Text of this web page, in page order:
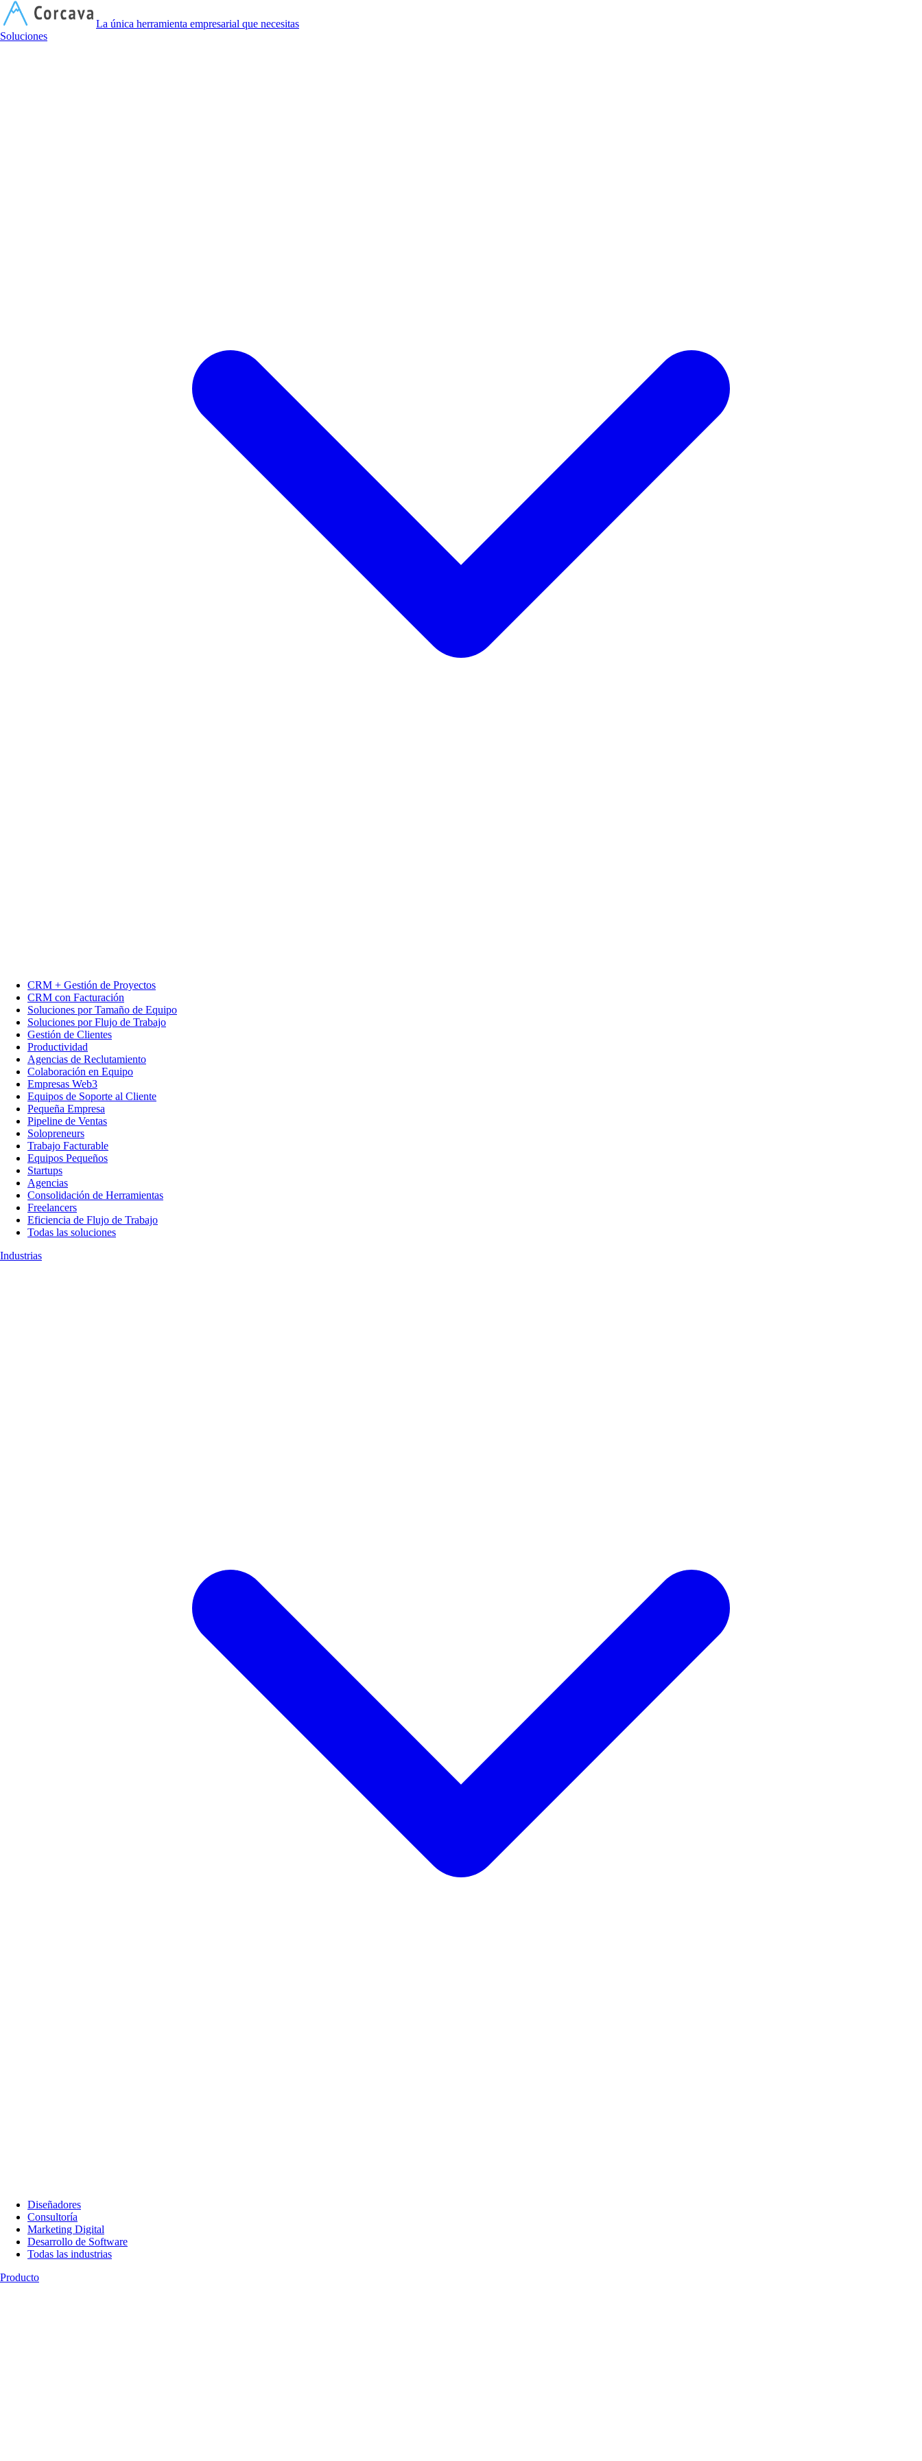
La única herramienta empresarial que necesitas
Soluciones
CRM + Gestión de Proyectos
CRM con Facturación
Soluciones por Tamaño de Equipo
Soluciones por Flujo de Trabajo
Gestión de Clientes
Productividad
Agencias de Reclutamiento
Colaboración en Equipo
Empresas Web3
Equipos de Soporte al Cliente
Pequeña Empresa
Pipeline de Ventas
Solopreneurs
Trabajo Facturable
Equipos Pequeños
Startups
Agencias
Consolidación de Herramientas
Freelancers
Eficiencia de Flujo de Trabajo
Todas las soluciones
Industrias
Diseñadores
Consultoría
Marketing Digital
Desarrollo de Software
Todas las industrias
Producto